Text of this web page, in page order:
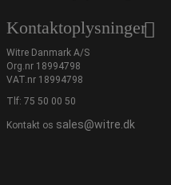
Kontaktoplysninger
Witre Danmark A/S
Org.nr 18994798
VAT.nr 18994798
Tlf: 75 50 00 50
Kontakt os sales@witre.dk